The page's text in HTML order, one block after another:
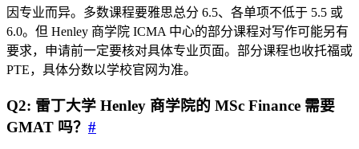
因专业而异。多数课程要雅思总分 6.5、各单项不低于 5.5 或
6.0。但 Henley 商学院 ICMA 中心的部分课程对写作可能另有
要求，申请前一定要核对具体专业页面。部分课程也收托福或
PTE，具体分数以学校官网为准。
Q2: 雷丁大学 Henley 商学院的 MSc Finance 需要
GMAT 吗？ #